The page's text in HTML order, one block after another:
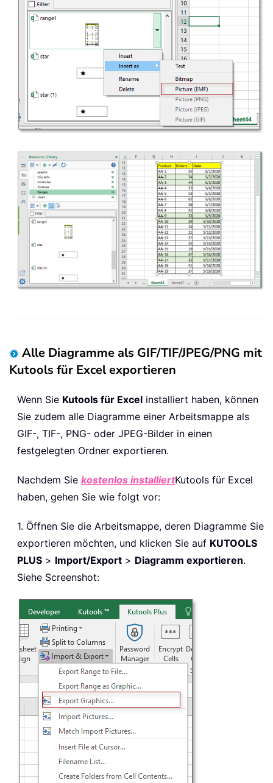
Alle Diagramme als GIF/TIF/JPEG/PNG mit
Kutools für Excel exportieren
Wenn Sie Kutools für Excel installiert haben, können
Sie zudem alle Diagramme einer Arbeitsmappe als
GIF-, TIF-, PNG- oder JPEG-Bilder in einen
festgelegten Ordner exportieren.
Nachdem Sie kostenlos installiertKutools für Excel
haben, gehen Sie wie folgt vor:
1. Öffnen Sie die Arbeitsmappe, deren Diagramme Sie
exportieren möchten, und klicken Sie auf KUTOOLS
PLUS > Import/Export > Diagramm exportieren.
Siehe Screenshot: